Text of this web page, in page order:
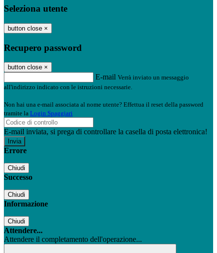
Seleziona utente
button close ×
Recupero password
button close ×
E-mail Verrà inviato un messaggio
all'indirizzo indicato con le istruzioni necessarie.
Non hai una e-mail associata al nome utente? Effettua il reset della password
tramite la Login Spaggiari
E-mail inviata, si prega di controllare la casella di posta elettronica!
Errore
Chiudi
Successo
Chiudi
Informazione
Chiudi
Attendere...
Attendere il completamento dell'operazione...